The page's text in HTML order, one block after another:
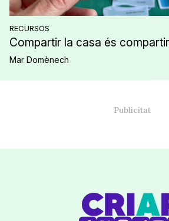
RECURSOS
Compartir la casa és
Mar Domènech